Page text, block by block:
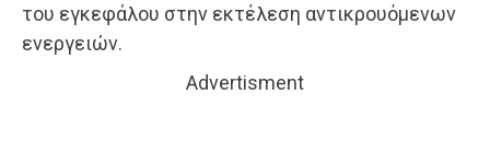
του εγκεφάλου στην εκτέλεση αντικρουόμενων
ενεργειών.
Advertisment